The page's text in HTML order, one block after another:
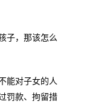
子，那该怎么
能对子女的人
罚款、拘留措